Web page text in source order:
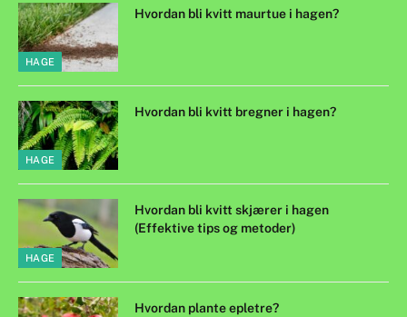
HAGE
Hvordan bli kvitt maurtue i hagen?
HAGE
Hvordan bli kvitt bregner i hagen?
HAGE
Hvordan bli kvitt skjærer i hagen
(Effektive tips og metoder)
Hvordan plante epletre?